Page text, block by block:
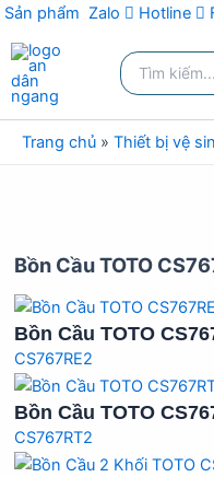
Sản phẩm Zalo Hotline
Nhảy
tới
nội
dung
Tìm
kiếm:
kiếm
Trang chủ » Thiết bị vệ
Bồn Cầu TOTO
Bồn Cầu TOTO
CS767RE2
Bồn Cầu TOTO
CS767RT2